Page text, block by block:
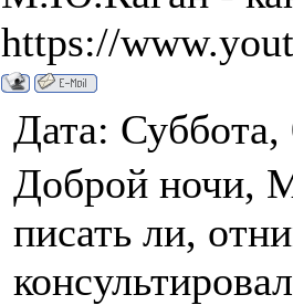
https://
Дата:
Доброй ночи,
писать ли,